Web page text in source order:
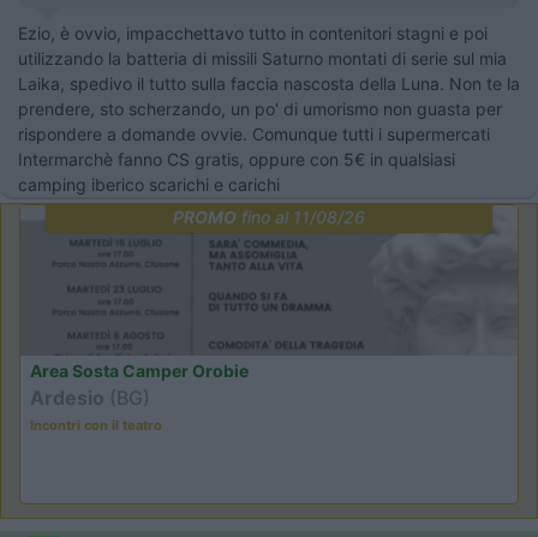
Ezio, è ovvio, impacchettavo tutto in contenitori stagni e poi
utilizzando la batteria di missili Saturno montati di serie sul mia
Laika, spedivo il tutto sulla faccia nascosta della Luna. Non te la
prendere, sto scherzando, un po' di umorismo non guasta per
rispondere a domande ovvie. Comunque tutti i supermercati
Intermarchè fanno CS gratis, oppure con 5€ in qualsiasi
camping iberico scarichi e carichi
PROMOfino al 11/08/26
Area Sosta Camper Orobie
Ardesio (BG)
Incontri con il teatro